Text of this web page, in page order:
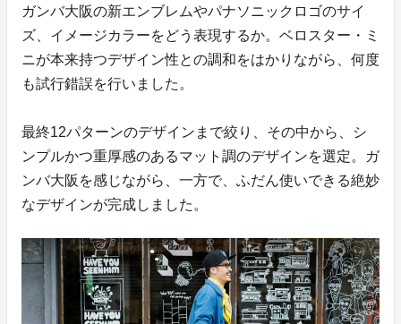
ガンバ大阪の新エンブレムやパナソニックロゴのサイ
ズ、イメージカラーをどう表現するか。ベロスター・ミ
ニが本来持つデザイン性との調和をはかりながら、何度
も試行錯誤を行いました。
最終12パターンのデザインまで絞り、その中から、シ
ンプルかつ重厚感のあるマット調のデザインを選定。ガ
ンバ大阪を感じながら、一方で、ふだん使いできる絶妙
なデザインが完成しました。